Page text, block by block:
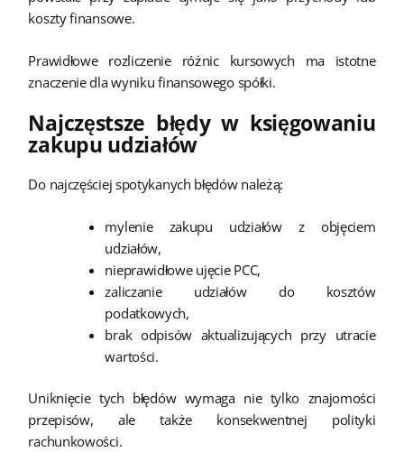
koszty finansowe.
Prawidłowe rozliczenie różnic kursowych ma istotne
znaczenie dla wyniku finansowego spółki.
Najczęstsze błędy w księgowaniu
zakupu udziałów
Do najczęściej spotykanych błędów należą:
mylenie zakupu udziałów z objęciem
udziałów,
nieprawidłowe ujęcie PCC,
zaliczanie udziałów do kosztów
podatkowych,
brak odpisów aktualizujących przy utracie
wartości.
Uniknięcie tych błędów wymaga nie tylko znajomości
przepisów, ale także konsekwentnej polityki
rachunkowości.